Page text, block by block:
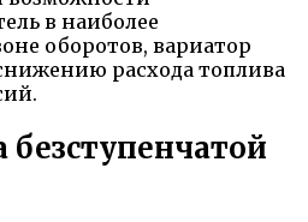
в наиболее
оборотов, вариатор
расхода топлива
безступенчатой